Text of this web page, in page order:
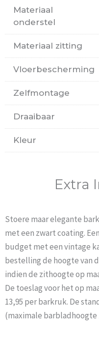
Materiaal
onderstel
Materiaal zitting
Vloerbescherming
Zelfmontage
Draaibaar
Kleur
Extra
Stoere maar elegante
met een zwart coating.
budget met een vintage
bestelling de hoogte van
indien de zithoogte op
De toeslag voor het op
13,95 per barkruk. De
(maximale barbladhoogte